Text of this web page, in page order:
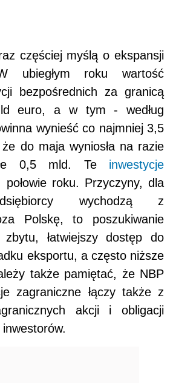
częściej myślą o ekspansji
ubiegłym roku wartość
bezpośrednich za granicą
euro, a w tym - według
wynieść co najmniej 3,5
do maja wyniosła na razie
0,5 mld. Te inwestycje
roku. Przyczyny, dla
wychodzą z
Polskę, to poszukiwanie
zbytu, łatwiejszy dostęp do
eksportu, a często niższe
także pamiętać, że NBP
zagraniczne łączy także z
akcji i obligacji